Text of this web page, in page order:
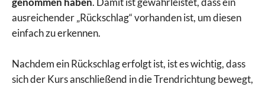
ausreichender „Rückschlag“ vorhanden ist, um diesen
einfach zu erkennen.
Nachdem ein Rückschlag erfolgt ist, ist es wichtig, dass
sich der Kurs anschließend in die Trendrichtung bewegt,